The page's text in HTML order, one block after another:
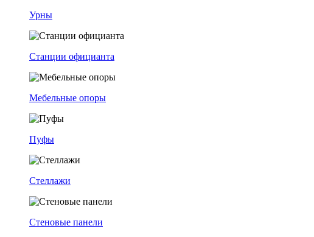
Урны
Станции официанта
Мебельные опоры
Пуфы
Стеллажи
Стеновые панели